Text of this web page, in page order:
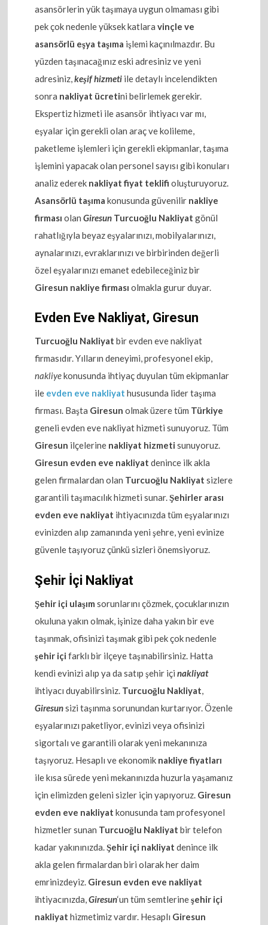
asansörlerin yük taşımaya uygun olmaması gibi
pek çok nedenle yüksek katlaravinçle ve
asansörlü eşya taşıma işlemi kaçınılmazdır. Bu
yüzden taşınacağınız eski adresiniz ve yeni
adresiniz,keşif hizmeti ile detaylı incelendikten
sonra nakliyat ücretini belirlemek gerekir.
Ekspertiz hizmeti ile asansör ihtiyacı var mı,
eşyalar için gerekli olan araç ve kolileme,
paketleme işlemleri için gerekli ekipmanlar, taşıma
işlemini yapacak olan personel sayısı gibi konuları
analiz ederek nakliyat fiyat teklifi oluşturuyoruz.
Asansörlü taşıma konusunda güvenilir nakliye
firması olanGiresun Turcuoğlu Nakliyat gönül
rahatlığıyla beyaz eşyalarınızı, mobilyalarınızı,
aynalarınızı, evraklarınızı ve birbirinden değerli
özel eşyalarınızı emanet edebileceğiniz bir
Giresun nakliye firması olmakla gurur duyar.
Evden Eve Nakliyat, Giresun
Turcuoğlu Nakliyat bir evden eve nakliyat
firmasıdır. Yılların deneyimi, profesyonel ekip,
nakliyekonusunda ihtiyaç duyulan tüm ekipmanlar
ile evden eve nakliyat hususunda lider taşıma
firması. Başta Giresun olmak üzere tüm Türkiye
geneli evden eve nakliyat hizmeti sunuyoruz. Tüm
Giresun ilçelerine nakliyat hizmeti sunuyoruz.
Giresun evden eve nakliyat denince ilk akla
gelen firmalardan olan Turcuoğlu Nakliyat sizlere
garantili taşımacılık hizmeti sunar.Şehirler arası
evden eve nakliyat ihtiyacınızda tüm eşyalarınızı
evinizden alıp zamanında yeni şehre, yeni evinize
güvenle taşıyoruz çünkü sizleri önemsiyoruz.
Şehir İçi Nakliyat
Şehir içi ulaşım sorunlarını çözmek, çocuklarınızın
okuluna yakın olmak, işinize daha yakın bir eve
taşınmak, ofisinizi taşımak gibi pek çok nedenle
şehir içi farklı bir ilçeye taşınabilirsiniz. Hatta
kendi evinizi alıp ya da satıp şehir içinakliyat
ihtiyacı duyabilirsiniz. Turcuoğlu Nakliyat,
Giresunsizi taşınma sorunundan kurtarıyor. Özenle
eşyalarınızı paketliyor, evinizi veya ofisinizi
sigortalı ve garantili olarak yeni mekanınıza
taşıyoruz. Hesaplı ve ekonomik nakliye fiyatları
ile kısa sürede yeni mekanınızda huzurla yaşamanız
için elimizden geleni sizler için yapıyoruz. Giresun
evden eve nakliyat konusunda tam profesyonel
hizmetler sunan Turcuoğlu Nakliyat bir telefon
kadar yakınınızda.Şehir içi nakliyat denince ilk
akla gelen firmalardan biri olarak her daim
emrinizdeyiz. Giresun evden eve nakliyat
ihtiyacınızda,Giresun‘un tüm semtlerineşehir içi
nakliyat hizmetimiz vardır. Hesaplı Giresun